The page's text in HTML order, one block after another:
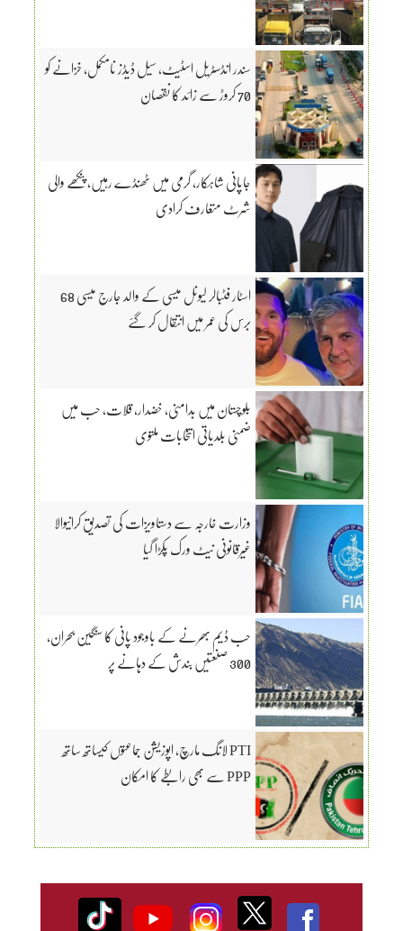
سندر انڈسٹریل اسٹیٹ، سیل ڈیڈز نامکمل، خزانے کو
70 کروڑ سے زائد کا نقصان
جاپانی شاہکار، گرمی میں ٹھنڈے رہیں، پنکھے والی
شرٹ متعارف کرادی
اسٹار فٹبالر لیونل میسی کے والد جارج میسی 68
برس کی عمر میں انتقال کر گئے
بلوچستان میں بدامنی، خضدار، قلات، حب میں
ضمنی بلدیاتی انتخابات ملتوی
وزارت خارجہ سے دستاویزات کی تصدیق کرانیوالا
غیرقانونی نیٹ ورک پکڑا گیا
حب ڈیم بھرنے کے باوجود پانی کا سنگین بحران،
300 صنعتیں بندش کے دہانے پر
PTI لانگ مارچ، اپوزیشن جماعتوں کیساتھ ساتھ
PPP سے بھی رابطے کا امکان